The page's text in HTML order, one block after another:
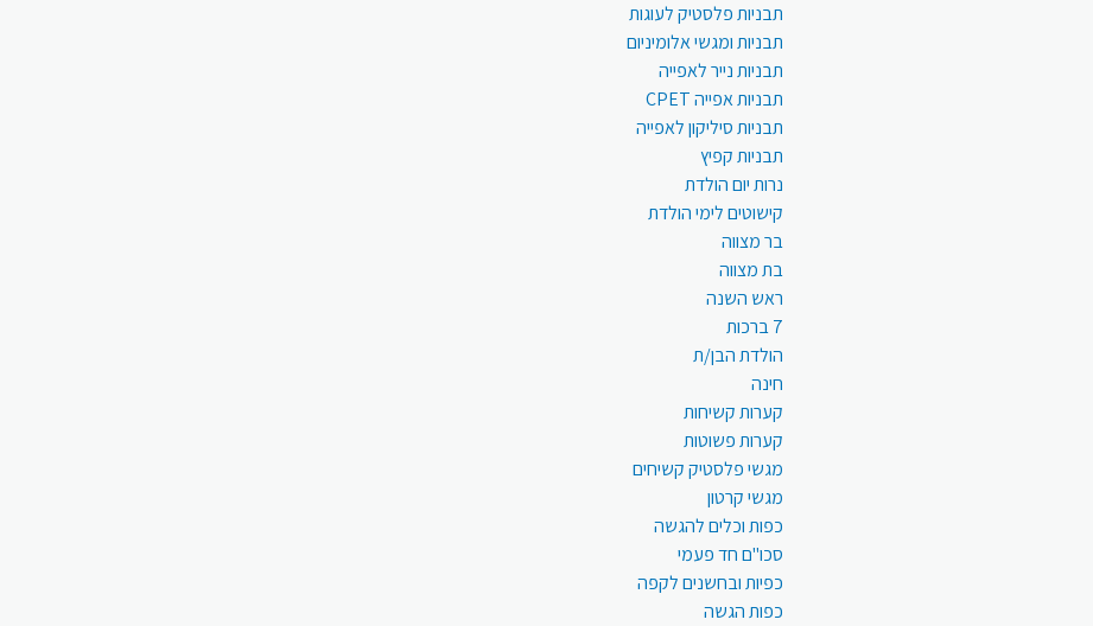
תבניות פלסטיק לעוגות
תבניות ומגשי אלומיניום
תבניות נייר לאפייה
תבניות אפייה CPET
תבניות סיליקון לאפייה
תבניות קפיץ
נרות יום הולדת
קישוטים לימי הולדת
בר מצווה
בת מצווה
ראש השנה
7 ברכות
הולדת הבן/ת
חינה
קערות קשיחות
קערות פשוטות
מגשי פלסטיק קשיחים
מגשי קרטון
כפות וכלים להגשה
סכו"ם חד פעמי
כפיות ובחשנים לקפה
כפות הגשה